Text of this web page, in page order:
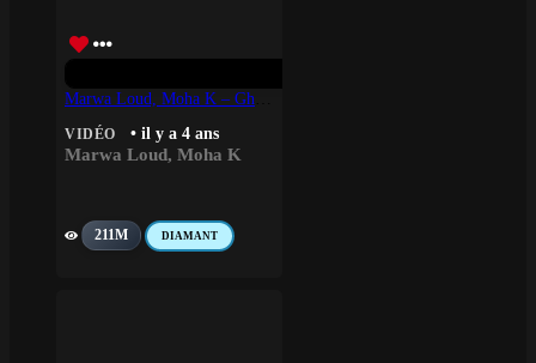
VIDÉO • il y a 4 ans
Marwa Loud, Moha K
211M DIAMANT